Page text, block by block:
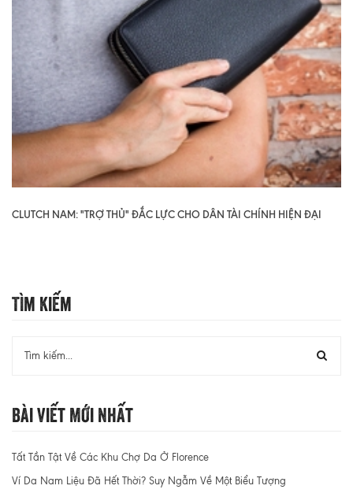
CLUTCH NAM: "TRỢ THỦ" ĐẮC LỰC CHO DÂN TÀI CHÍNH HIỆN ĐẠI
Tìm Kiếm
Bài Viết Mới Nhất
Tất Tần Tật Về Các Khu Chợ Da Ở Florence
Ví Da Nam Liệu Đã Hết Thời? Suy Ngẫm Về Một Biểu Tượng